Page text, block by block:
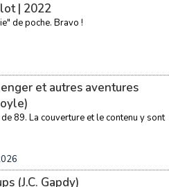
| 2022
de poche. Bravo !
et autres aventures
89. La couverture et le contenu y sont
(J.C. Gapdy)